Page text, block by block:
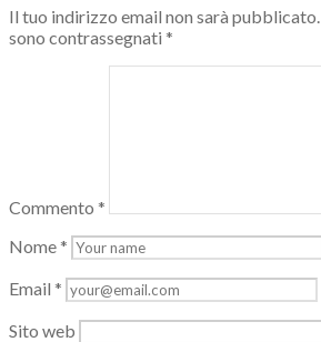
Il tuo indirizzo email non sarà pubblicato.
sono contrassegnati *
Commento *
Nome*
Email *
Sito web